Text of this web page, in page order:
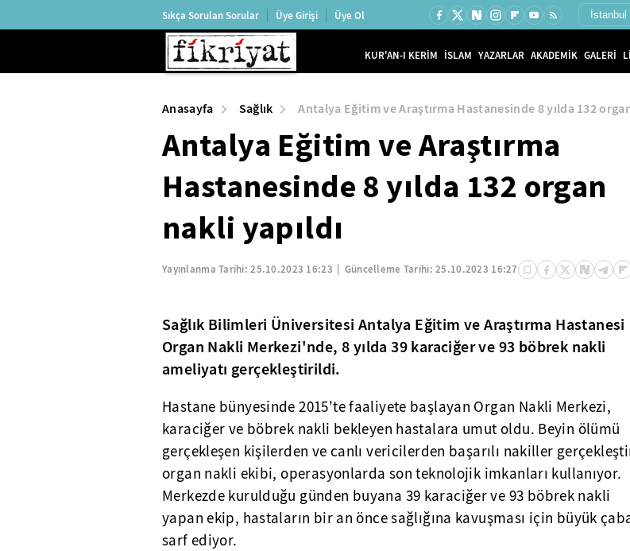
Sıkça Sorulan Sorular Üye Girişi Üye Ol
KUR'AN-I KERİM İSLAM YAZARLAR AKADEMİK GALERİ
Anasayfa Sağlık Antalya Eğitim ve Araştırma Hastanesinde 8 yılda 132
Antalya Eğitim ve Araştırma
Hastanesinde 8 yılda 132 organ
nakli yapıldı
Yayınlanma Tarihi:25.10.2023 16:23 Güncelleme Tarihi:25.10.2023 16:27
Sağlık Bilimleri Üniversitesi Antalya Eğitim ve Araştırma Hastanesi
Organ Nakli Merkezi'nde, 8 yılda 39 karaciğer ve 93 böbrek nakli
ameliyatı gerçekleştirildi.
Hastane bünyesinde 2015'te faaliyete başlayan Organ Nakli Merkezi,
karaciğer ve böbrek nakli bekleyen hastalara umut oldu. Beyin ölümü
gerçekleşen kişilerden ve canlı vericilerden başarılı nakiller
organ nakli ekibi, operasyonlarda son teknolojik imkanları kullanıyor.
Merkezde kurulduğu günden buyana 39 karaciğer ve 93 böbrek nakli
yapan ekip, hastaların bir an önce sağlığına kavuşması için büyük
sarf ediyor.